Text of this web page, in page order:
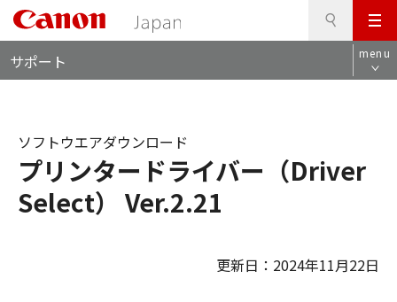
メ
ニ
ュ
サポート menu
プリンタードライバー（Driver
Select） Ver.2.21
ソフトウエアダウンロード
更新日：2024年11月22日